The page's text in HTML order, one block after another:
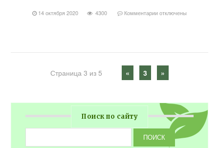
14 октября 2020 4300 Комментарииотключены
Страница 3 из 5 « 3 »
Поиск по сайту